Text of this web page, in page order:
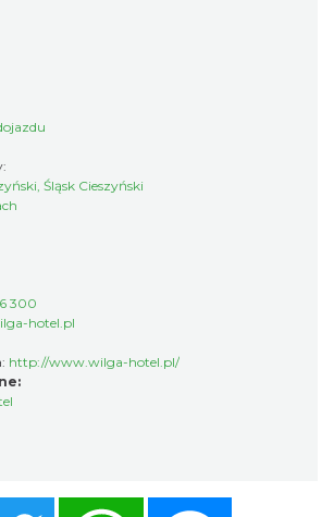
Śląsk Cieszyński
300
hotel.pl
http://www.wilga-hotel.pl/
Twitter WhatsApp